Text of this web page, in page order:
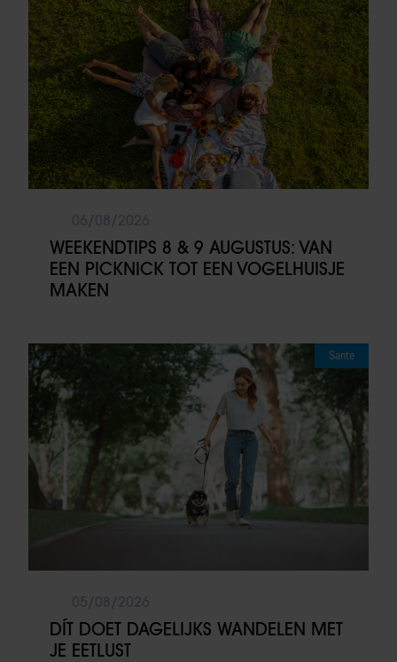
WEEKENDTIPS 8 & 9 AUGUSTUS: VAN
EEN PICKNICK TOT EEN VOGELHUISJE
MAKEN
Sante
DÍT DOET DAGELIJKS WANDELEN MET
JE EETLUST